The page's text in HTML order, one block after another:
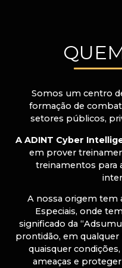
Somos um centro
formação de
setores públicos,
A ADINT Cyber
em prover
treinamentos para
A nossa origem tem
Especiais, onde
significado da
prontidão, em
quaisquer
ameaças e